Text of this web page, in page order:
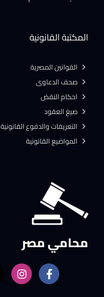
محامي مصر
المكتبة القانونية
القوانين المصرية
صحف الدعاوى
احكام النقض
صيغ العقود
التعريفات والدفوع القانونية
المواضيع القانونية